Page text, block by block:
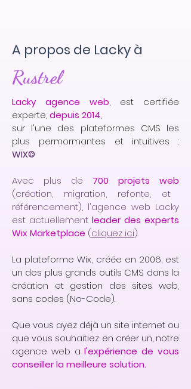
A propos de Lacky à
Rustrel
Lacky agence web, est certifiée
experte,depuis 2014,
sur l'une des plateformes CMS les
plus permormantes et intuitives :
WIX©
Avec plus de
700 projets web
(création, migration, refonte, et
référencement), l'agence web Lacky
est actuellement leader des experts
Wix Marketplace (cliquez ici).
La plateforme Wix, créée en 2006, est
un des plus grands outils CMS dans la
création et gestion des sites web,
sans codes (No-Code).
Que vous ayez déjà un site internet ou
que vous souhaitiez en créer un, notre
agence web al'expérience de vous
conseiller la meilleure solution.